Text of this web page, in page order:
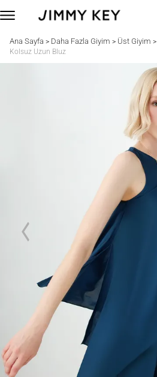
Ana Sayfa > Daha Fazla Giyim > Üst Giyim >
Kolsuz Uzun Bluz